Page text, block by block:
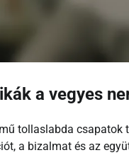
a vegyes
tollaslabda csapatok
a bizalmat és az